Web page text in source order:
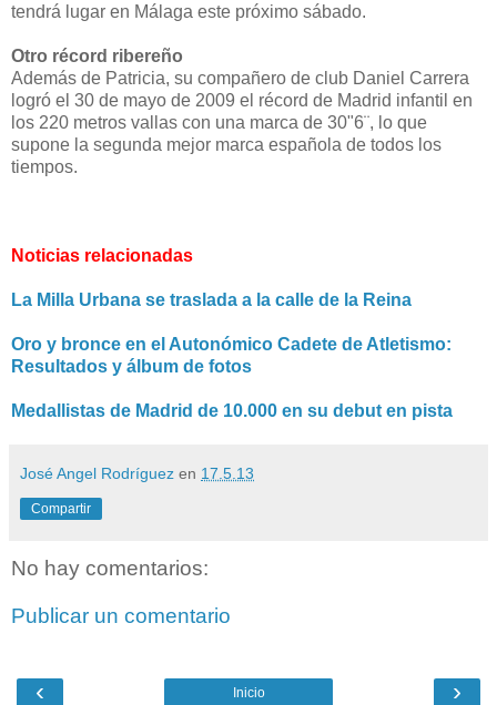
tendrá lugar en Málaga este próximo sábado.
Otro récord ribereño
Además de Patricia, su compañero de club Daniel Carrera
logró el 30 de mayo de 2009 el récord de Madrid infantil en
los 220 metros vallas con una marca de 30"6¨, lo que
supone la segunda mejor marca española de todos los
tiempos.
Noticias relacionadas
La Milla Urbana se traslada a la calle de la Reina
Oro y bronce en el Autonómico Cadete de Atletismo:
Resultados y álbum de fotos
Medallistas de Madrid de 10.000 en su debut en pista
José Angel Rodríguez en 17.5.13
Compartir
No hay comentarios:
Publicar un comentario
‹ ›
Inicio